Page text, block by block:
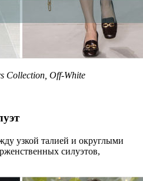
Collection, Off-White
узкой талией и округлыми
силуэтов,